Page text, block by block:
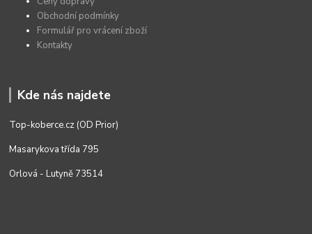
Obchodní podmínky
Formulář pro vrácení zboží
Kontakty
Kde nás najdete
Top-koberce.cz (OD Prior)
Masarykova třída 795
Orlová - Lutyně 73514